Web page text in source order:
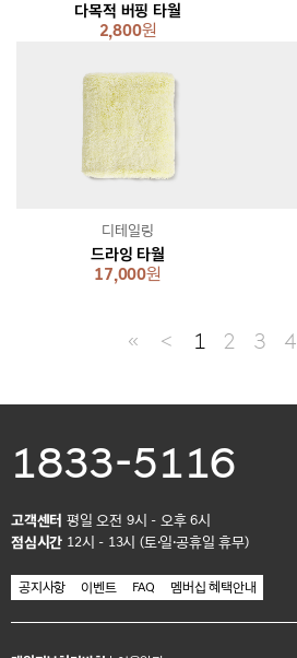
다목적 버핑 타월
2,800원
드라잉 타월
17,000원
디테일링
≪ ＜ 1 2 3 4
1833-5116
고객센터 평일 오전 9시 - 오후 6시
점심시간 12시 - 13시 (토·일·공휴일 휴무)
공지사항 이벤트 FAQ 멤버십 혜택안내